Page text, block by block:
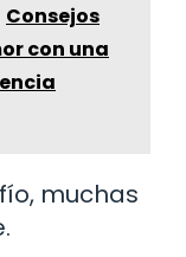
Consejos
con una
muchas